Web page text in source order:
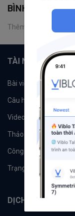
BÌNH LUẬN
Thêm một bình luận
TÀI NGUYÊN
Bài viết
Câu hỏi
Videos
Thảo luận
Công cụ
Trạng thái hệ thống
DỊCH VỤ